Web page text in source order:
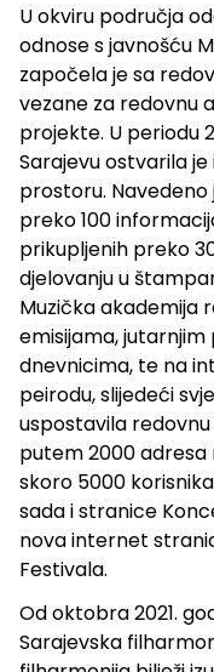
U okviru područja
odnose s javnošću
započela je sa
vezane za redovnu
projekte. U periodu
Sarajevu ostvarila
prostoru.
preko 100
prikupljenih preko
djelovanju u
Muzička akademija
emisijama,
dnevnicima, te na
peirodu, slijedeći
uspostavila
putem 2000 adresa
skoro 5000
sada i stranice
nova internet
Festivala.
Od oktobra 2021.
Sarajevska